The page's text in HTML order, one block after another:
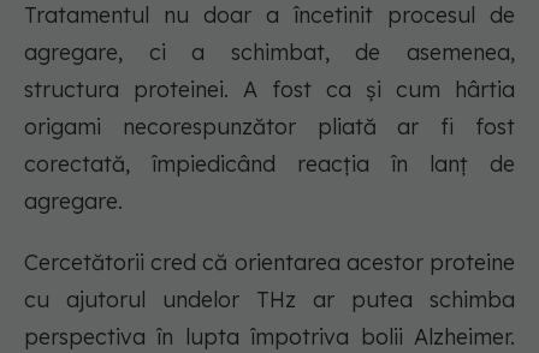
Tratamentul nu doar a încetinit procesul de
agregare, ci a schimbat, de asemenea,
structura proteinei. A fost ca și cum hârtia
origami necorespunzător pliată ar fi fost
corectată, împiedicând reacția în lanț de
agregare.
Cercetătorii cred că orientarea acestor proteine
cu ajutorul undelor THz ar putea schimba
perspectiva în lupta împotriva bolii Alzheimer.